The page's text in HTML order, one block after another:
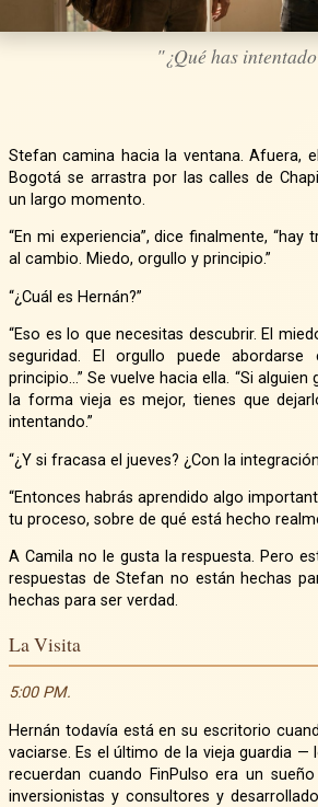
"¿Qué has
Stefan camina hacia la ventana. Afuera, el tráfico de la tarde de
Bogotá se arrastra por las calles de
un largo momento.
“En mi experiencia”, dice finalmente, “hay tres tipos de resistencia
al cambio. Miedo, orgullo y principio.”
“¿Cuál es Hernán?”
“Eso es lo que necesitas descubrir. El miedo puede abordarse con
seguridad. El orgullo puede
principio…” Se vuelve hacia ella. “Si
la forma vieja es mejor, tienes que
intentando.”
“¿Y si fracasa el jueves? ¿Con la
“Entonces habrás aprendido algo importante. Sobre Hernán, sobre
tu proceso, sobre de qué está hecho
A Camila no le gusta la respuesta. Pero está aprendiendo que las
respuestas de Stefan no están hechas
hechas para ser verdad.
La Visita
5:00 PM.
Hernán todavía está en su escritorio cuando la oficina empieza a
vaciarse. Es el último de la vieja guardia —
recuerdan cuando FinPulso era un
inversionistas y consultores y